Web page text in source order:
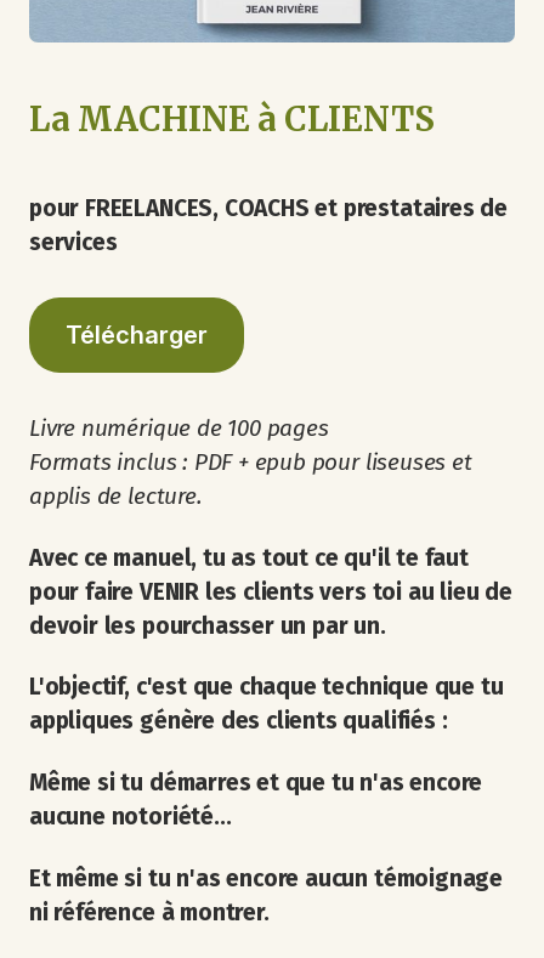
La MACHINE à CLIENTS
pour FREELANCES, COACHS et prestataires de
services
Télécharger
Livre numérique de 100 pages
Formats inclus : PDF + epub pour liseuses et
applis de lecture.
Avec ce manuel, tu as tout ce qu'il te faut
pour faire VENIR les clients vers toi au lieu de
devoir les pourchasser un par un.
L'objectif, c'est que chaque technique que tu
appliques génère des clients qualifiés :
Même si tu démarres et que tu n'as encore
aucune notoriété...
Et même si tu n'as encore aucun témoignage
ni référence à montrer.